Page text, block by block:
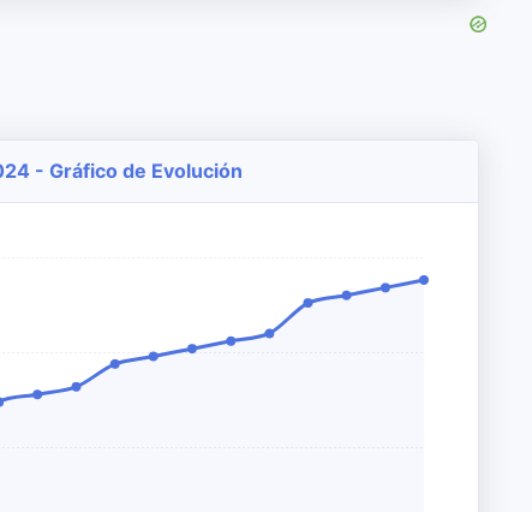
- Gráfico de Evolución